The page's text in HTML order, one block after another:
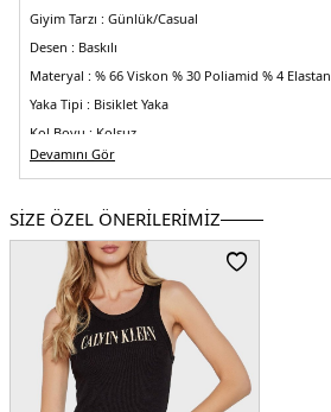
Giyim Tarzı : Günlük/Casual
Desen : Baskılı
Materyal : % 66 Viskon % 30 Poliamid % 4 Elastan
Yaka Tipi : Bisiklet Yaka
Kol Boyu : Kolsuz
Kalıp Bilgisi :Slim Fit, Mini Boy
Detaylar :
-Yırtmaçlı
5DE2J20J225290BEH.07
Devamını Gör
SİZE ÖZEL ÖNERİLERİMİZ